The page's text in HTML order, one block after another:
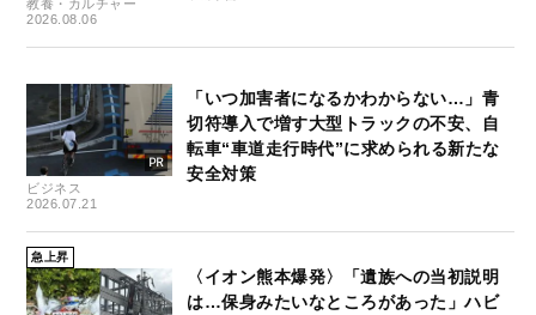
教養・カルチャー
2026.08.06
ビジネス
2026.07.21
「いつ加害者になるかわからない…」青
切符導入で増す大型トラックの不安、自
転車“車道走行時代”に求められる新たな
安全対策
急上昇
〈イオン熊本爆発〉「遺族への当初説明
は…保身みたいなところがあった」ハビ